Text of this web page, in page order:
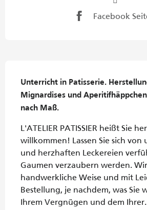
Facebook
Unterricht in Patisserie.
Mignardises und
nach Maß.
L'ATELIER PATISSIER heißt Sie
willkommen! Lassen Sie sich von
und herzhaften Leckereien
Gaumen verzaubern werden.
handwerkliche Weise und mit
Bestellung, je nachdem, was Sie
Ihrem Vergnügen und dem